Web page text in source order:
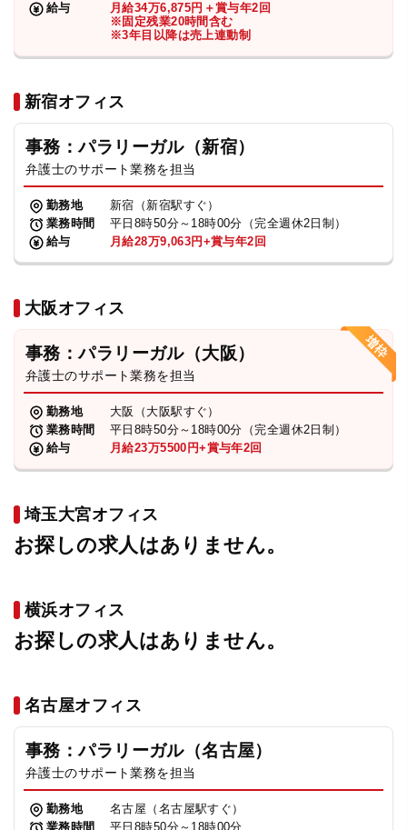
給与
月給34万6,875円＋賞与年2回
※固定残業20時間含む
※3年目以降は売上連動制
新宿オフィス
事務：パラリーガル（新宿）
弁護士のサポート業務を担当
勤務地
新宿（新宿駅すぐ）
業務時間
平日8時50分～18時00分（完全週休2日制）
給与
月給28万9,063円+賞与年2回
大阪オフィス
事務：パラリーガル（大阪）
弁護士のサポート業務を担当
勤務地
大阪（大阪駅すぐ）
業務時間
平日8時50分～18時00分（完全週休2日制）
給与
月給23万5500円+賞与年2回
埼玉大宮オフィス
お探しの求人はありません。
横浜オフィス
お探しの求人はありません。
名古屋オフィス
事務：パラリーガル（名古屋）
弁護士のサポート業務を担当
勤務地
名古屋（名古屋駅すぐ）
業務時間
平日8時50分～18時00分